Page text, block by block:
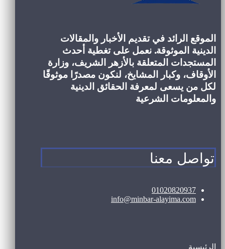
الموقع الرائد في تقديم الأخبار والمقالات
الدينية الموثوقة. نعمل على تغطية أحدث
المستجدات المتعلقة بالأزهر الشريف، وزارة
الأوقاف، وكبار المشايخ، لنكون مصدرًا موثوقًا
لكل من يسعى لمعرفة الحقائق الدينية
والمعلومات الشرعية
تواصل معنا
01020820937
info@minbar-alayima.com
الرئيسية